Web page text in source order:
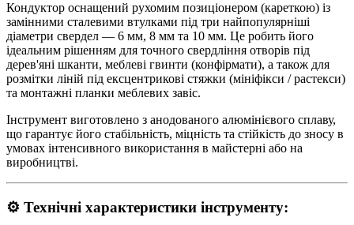
Кондуктор оснащений рухомим позиціонером (кареткою) із
замінними сталевими втулками під три найпопулярніші
діаметри свердел — 6 мм, 8 мм та 10 мм. Це робить його
ідеальним рішенням для точного свердління отворів під
дерев'яні шканти, меблеві гвинти (конфірмати), а також для
розмітки ліній під ексцентрикові стяжки (мініфікси / растекси)
та монтажні планки меблевих завіс.
Інструмент виготовлено з анодованого алюмінієвого сплаву,
що гарантує його стабільність, міцність та стійкість до зносу в
умовах інтенсивного використання в майстерні або на
виробництві.
⚙️ Технічні характеристики інструменту: